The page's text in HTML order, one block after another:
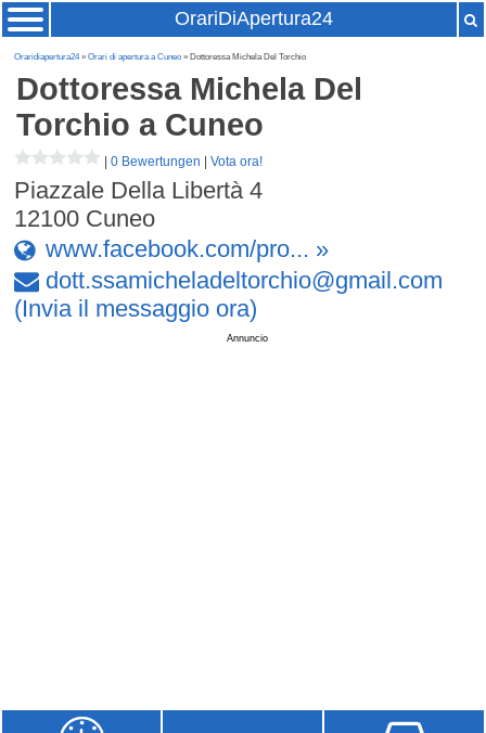
OrariDiApertura24
Oraridiapertura24»Orari di apertura a Cuneo » Dottoressa Michela Del Torchio
Dottoressa Michela Del
Torchio a Cuneo
|0 Bewertungen |Vota ora!
Piazzale Della Libertà 4
12100 Cuneo
www.facebook.com/pro... »
dott.ssamicheladeltorchio@gmail.com
(Invia il messaggio ora)
Annuncio